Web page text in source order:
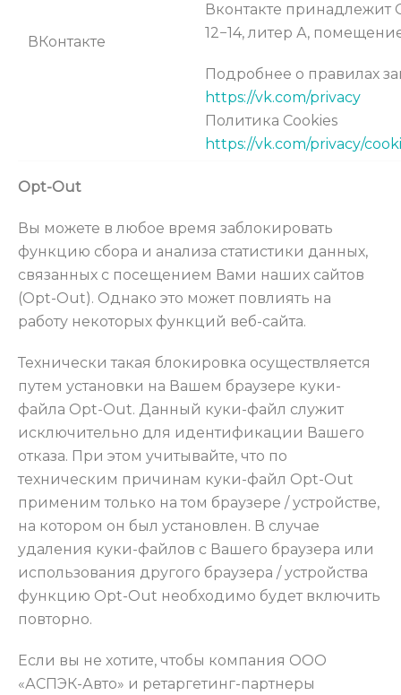
ВКонтакте
Вконтакте принадлежит
12−14, литер А,
Подробнее о правилах
https://vk.com/privacy
Политика Cookies
https://vk.com/privacy/
Opt-Out
Вы можете в любое время заблокировать
функцию сбора и анализа статистики данных,
связанных с посещением Вами наших сайтов
(Opt-Out). Однако это может повлиять на
работу некоторых функций веб-сайта.
Технически такая блокировка осуществляется
путем установки на Вашем браузере куки-
файла Opt-Out. Данный куки-файл служит
исключительно для идентификации Вашего
отказа. При этом учитывайте, что по
техническим причинам куки-файл Opt-Out
применим только на том браузере / устройстве,
на котором он был установлен. В случае
удаления куки-файлов с Вашего браузера или
использования другого браузера / устройства
функцию Opt-Out необходимо будет включить
повторно.
Если вы не хотите, чтобы компания ООО
«АСПЭК-Авто» и ретаргетинг-партнеры